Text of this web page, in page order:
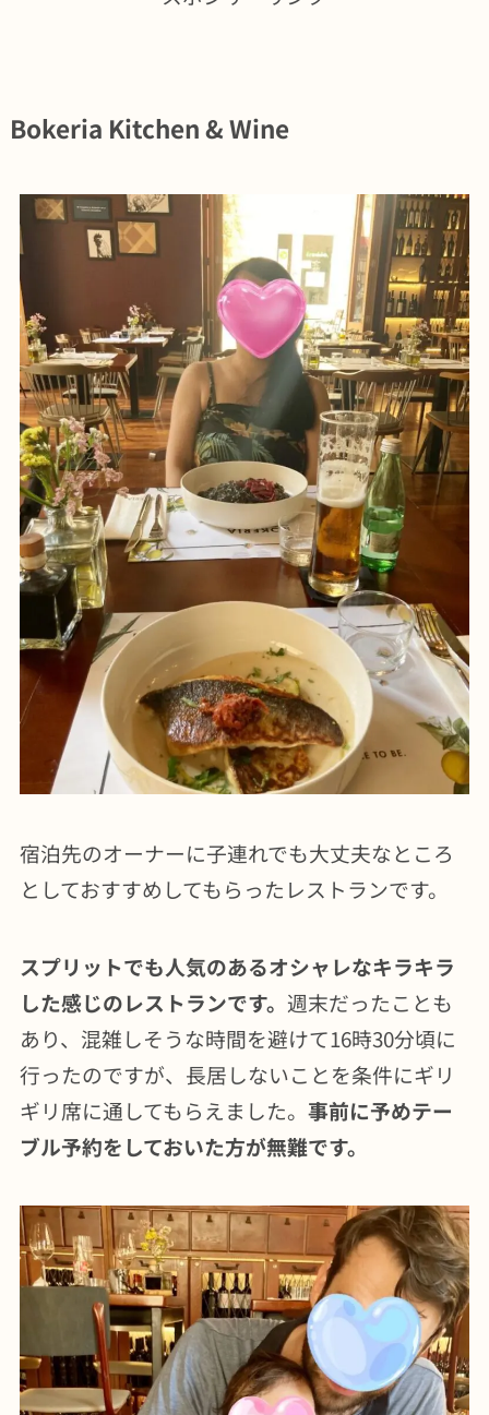
Bokeria Kitchen & Wine
宿泊先のオーナーに子連れでも大丈夫なところ
としておすすめしてもらったレストランです。
スプリットでも人気のあるオシャレなキラキラ
した感じのレストランです。 週末だったことも
あり、混雑しそうな時間を避けて16時30分頃に
行ったのですが、長居しないことを条件にギリ
ギリ席に通してもらえました。 事前に予めテー
ブル予約をしておいた方が無難です。